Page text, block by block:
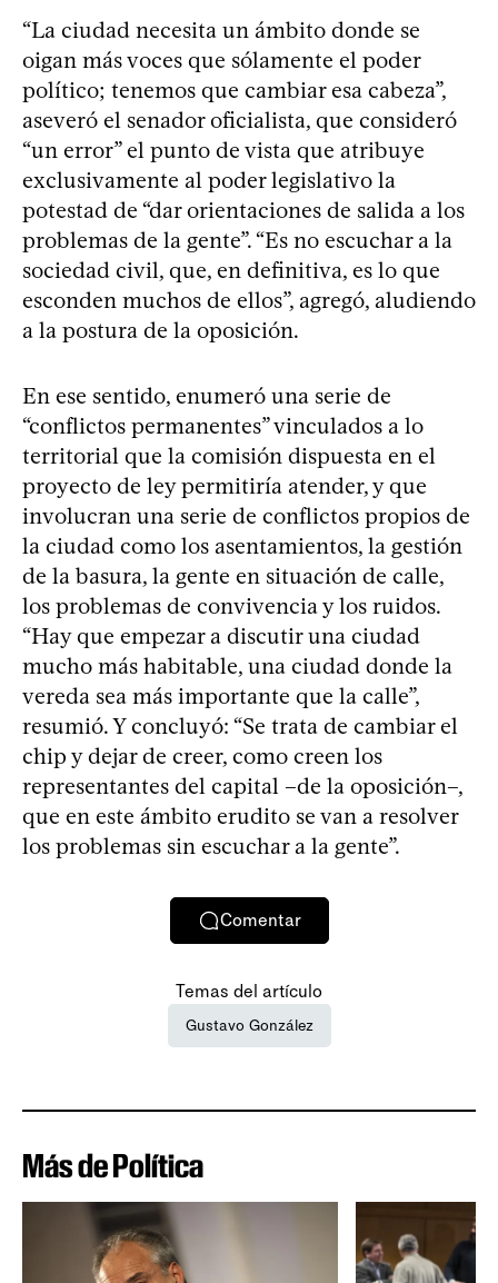
“La ciudad necesita un ámbito donde se
oigan más voces que sólamente el poder
político; tenemos que cambiar esa cabeza”,
aseveró el senador oficialista, que consideró
“un error” el punto de vista que atribuye
exclusivamente al poder legislativo la
potestad de “dar orientaciones de salida a los
problemas de la gente”. “Es no escuchar a la
sociedad civil, que, en definitiva, es lo que
esconden muchos de ellos”, agregó, aludiendo
a la postura de la oposición.
En ese sentido, enumeró una serie de
“conflictos permanentes” vinculados a lo
territorial que la comisión dispuesta en el
proyecto de ley permitiría atender, y que
involucran una serie de conflictos propios de
la ciudad como los asentamientos, la gestión
de la basura, la gente en situación de calle,
los problemas de convivencia y los ruidos.
“Hay que empezar a discutir una ciudad
mucho más habitable, una ciudad donde la
vereda sea más importante que la calle”,
resumió. Y concluyó: “Se trata de cambiar el
chip y dejar de creer, como creen los
representantes del capital –de la oposición–,
que en este ámbito erudito se van a resolver
los problemas sin escuchar a la gente”.
Comentar
Temas del artículo
Gustavo González
Más de Política